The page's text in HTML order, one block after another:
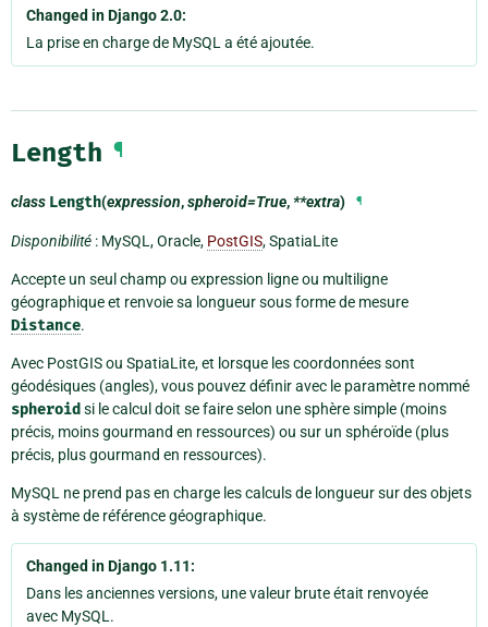
Changed in Django 2.0:
La prise en charge de MySQL a été ajoutée.
Length ¶
class Length(expression,spheroid=True,**extra) ¶
Disponibilité : MySQL, Oracle, PostGIS, SpatiaLite
Accepte un seul champ ou expression ligne ou multiligne
géographique et renvoie sa longueur sous forme de mesure
Distance.
Avec PostGIS ou SpatiaLite, et lorsque les coordonnées sont
géodésiques (angles), vous pouvez définir avec le paramètre nommé
spheroid si le calcul doit se faire selon une sphère simple (moins
précis, moins gourmand en ressources) ou sur un sphéroïde (plus
précis, plus gourmand en ressources).
MySQL ne prend pas en charge les calculs de longueur sur des objets
à système de référence géographique.
Changed in Django 1.11:
Dans les anciennes versions, une valeur brute était renvoyée
avec MySQL.